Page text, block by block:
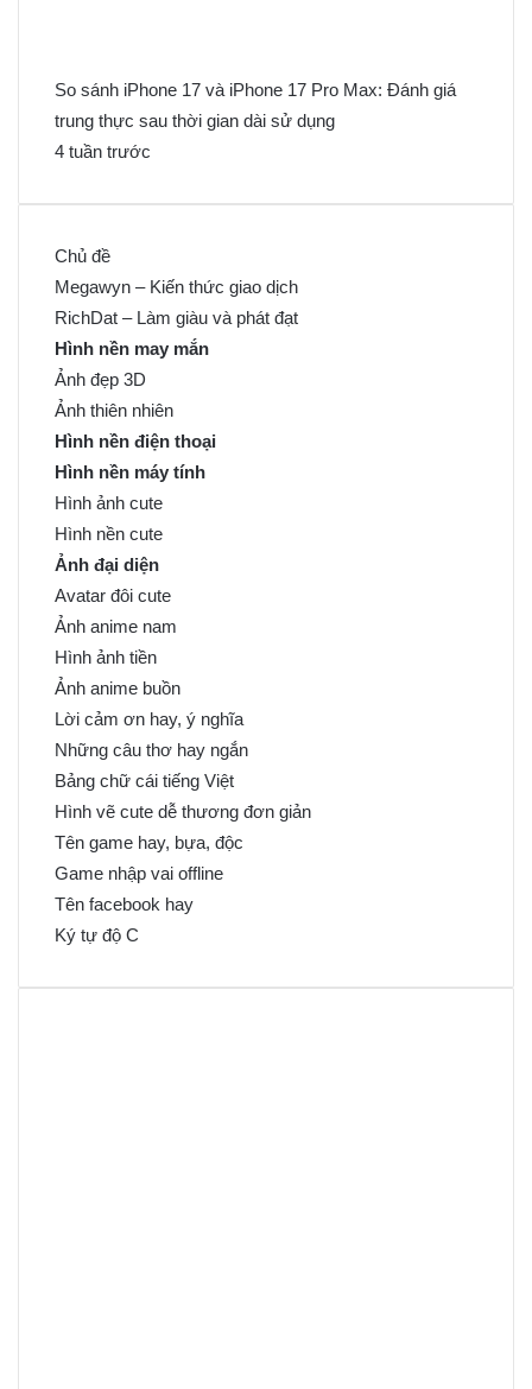
So sánh iPhone 17 và iPhone 17 Pro Max: Đánh giá
trung thực sau thời gian dài sử dụng
4 tuần trước
Chủ đề
Megawyn – Kiến thức giao dịch
RichDat – Làm giàu và phát đạt
Hình nền may mắn
Ảnh đẹp 3D
Ảnh thiên nhiên
Hình nền điện thoại
Hình nền máy tính
Hình ảnh cute
Hình nền cute
Ảnh đại diện
Avatar đôi cute
Ảnh anime nam
Hình ảnh tiền
Ảnh anime buồn
Lời cảm ơn hay, ý nghĩa
Những câu thơ hay ngắn
Bảng chữ cái tiếng Việt
Hình vẽ cute dễ thương đơn giản
Tên game hay, bựa, độc
Game nhập vai offline
Tên facebook hay
Ký tự độ C